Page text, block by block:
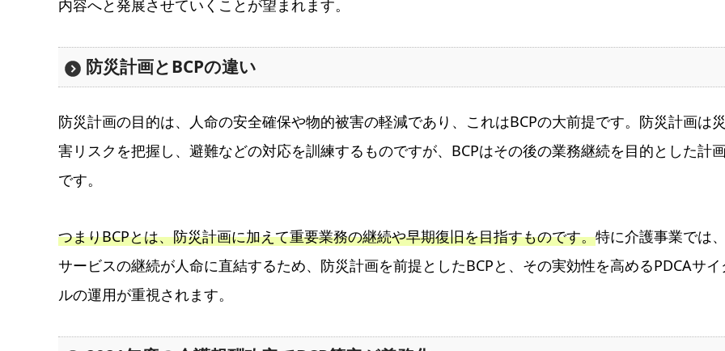
内容へと発展させていくことが望まれます。
防災計画とBCPの違い
防災計画の目的は、人命の安全確保や物的被害の軽減であり、これはBCPの大前提です。防災計画は災
害リスクを把握し、避難などの対応を訓練するものですが、BCPはその後の業務継続を目的とした計
です。
つまりBCPとは、防災計画に加えて重要業務の継続や早期復旧を目指すものです。特に介護事業では、
サービスの継続が人命に直結するため、防災計画を前提としたBCPと、その実効性を高めるPDCAサイ
ルの運用が重視されます。